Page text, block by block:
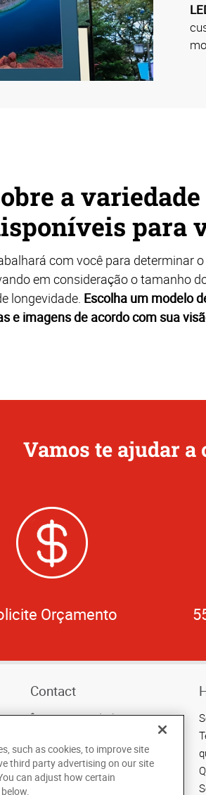
a
para
com você para determinar
em consideração o tamanho
longevidade. Escolha um modelo
e imagens de acordo com sua
Vamos te ajudar a
Orçamento
Contact
Call Us 55 (11) 4858-6459
Av. Maria Coelho Aguiar,
215
such as cookies, to improve site
third party advertising on our site
can adjust how certain